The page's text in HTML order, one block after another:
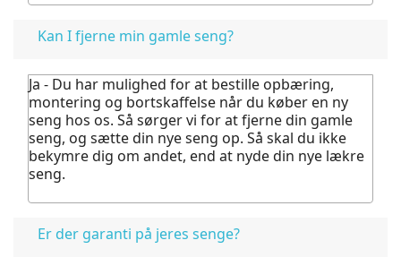
Kan I fjerne min gamle seng?
Ja - Du har mulighed for at bestille opbæring,
montering og bortskaffelse når du køber en ny
seng hos os. Så sørger vi for at fjerne din gamle
seng, og sætte din nye seng op. Så skal du ikke
bekymre dig om andet, end at nyde din nye lækre
seng.
Er der garanti på jeres senge?